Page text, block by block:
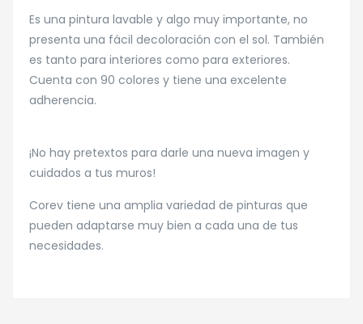
Es una pintura lavable y algo muy importante, no
presenta una fácil decoloración con el sol. También
es tanto para interiores como para exteriores.
Cuenta con 90 colores y tiene una excelente
adherencia.
¡No hay pretextos para darle una nueva imagen y
cuidados a tus muros!
Corev tiene una amplia variedad de pinturas que
pueden adaptarse muy bien a cada una de tus
necesidades.